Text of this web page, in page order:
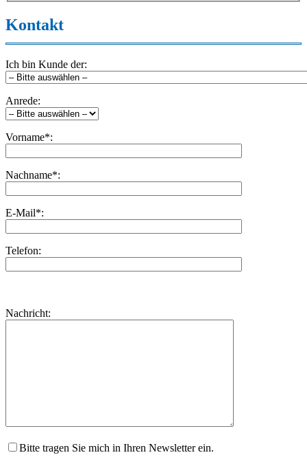
Kontakt
Ich bin Kunde der:
Anrede:
Vorname*:
Nachname*:
E-Mail*:
Telefon:
dieses
lasse
Nachricht:
Bitte tragen Sie mich in Ihren Newsletter ein.